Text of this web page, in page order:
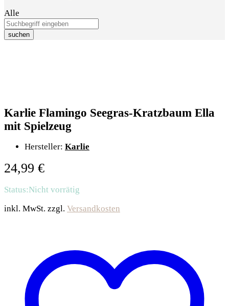
Alle
suchen
Karlie Flamingo Seegras-Kratzbaum Ella
mit Spielzeug
Hersteller: Karlie
24,99 €
Status:Nicht vorrätig
inkl. MwSt. zzgl. Versandkosten